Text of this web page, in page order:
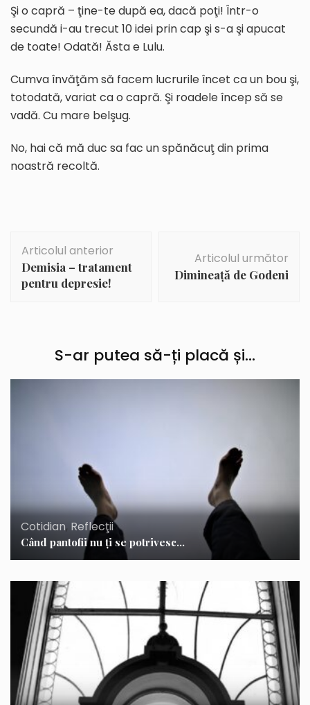
Şi o capră – ţine-te după ea, dacă poţi! Într-o
secundă i-au trecut 10 idei prin cap şi s-a şi apucat
de toate! Odată! Ăsta e Lulu.
Cumva învăţăm să facem lucrurile încet ca un bou şi,
totodată, variat ca o capră. Şi roadele încep să se
vadă. Cu mare belşug.
No, hai că mă duc sa fac un spănăcuţ din prima
noastră recoltă.
în
articole
Articolul anterior
Demisia – tratament
pentru depresie!
Articolul următor
Dimineaţă de Godeni
S-ar putea să-ți placă și...
Cotidian, Reflecţii
Când pantofii nu ţi se potrivesc…